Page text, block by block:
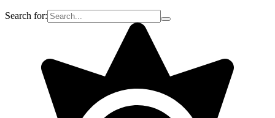
Search for: